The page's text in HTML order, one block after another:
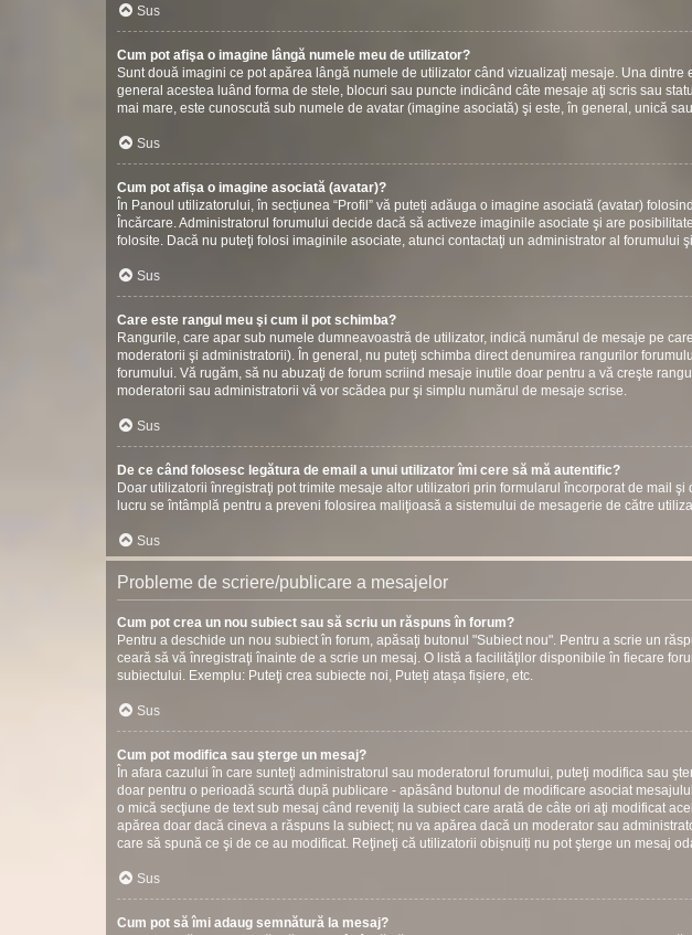
Sus
Cum pot afişa o imagine lângă numele meu de utilizator?
Sunt două imagini ce pot apărea lângă numele de utilizator când vizualizaţi mesaje. Una
general acestea luând forma de stele, blocuri sau puncte indicând câte mesaje aţi scris sau
mai mare, este cunoscută sub numele de avatar (imagine asociată) şi este, în general, unică
Sus
Cum pot afișa o imagine asociată (avatar)?
În Panoul utilizatorului, în secțiunea “Profil” vă puteți adăuga o imagine asociată (avatar)
Încărcare. Administratorul forumului decide dacă să activeze imaginile asociate şi are
folosite. Dacă nu puteţi folosi imaginile asociate, atunci contactaţi un administrator al forumului
Sus
Care este rangul meu şi cum il pot schimba?
Rangurile, care apar sub numele dumneavoastră de utilizator, indică numărul de mesaje pe
moderatorii şi administratorii). În general, nu puteţi schimba direct denumirea rangurilor
forumului. Vă rugăm, să nu abuzaţi de forum scriind mesaje inutile doar pentru a vă creşte
moderatorii sau administratorii vă vor scădea pur şi simplu numărul de mesaje scrise.
Sus
De ce când folosesc legătura de email a unui utilizator îmi cere să mă autentific?
Doar utilizatorii înregistraţi pot trimite mesaje altor utilizatori prin formularul încorporat de mail
lucru se întâmplă pentru a preveni folosirea maliţioasă a sistemului de mesagerie de către
Sus
Probleme de scriere/publicare a mesajelor
Cum pot crea un nou subiect sau să scriu un răspuns în forum?
Pentru a deschide un nou subiect în forum, apăsaţi butonul "Subiect nou". Pentru a scrie un
ceară să vă înregistraţi înainte de a scrie un mesaj. O listă a facilităţilor disponibile în fiecare
subiectului. Exemplu: Puteţi crea subiecte noi, Puteți atașa fișiere, etc.
Sus
Cum pot modifica sau şterge un mesaj?
În afara cazului în care sunteţi administratorul sau moderatorul forumului, puteţi modifica sau
doar pentru o perioadă scurtă după publicare - apăsând butonul de modificare asociat
o mică secţiune de text sub mesaj când reveniţi la subiect care arată de câte ori aţi modificat
apărea doar dacă cineva a răspuns la subiect; nu va apărea dacă un moderator sau
care să spună ce şi de ce au modificat. Reţineţi că utilizatorii obișnuiți nu pot şterge un mesaj
Sus
Cum pot să îmi adaug semnătură la mesaj?